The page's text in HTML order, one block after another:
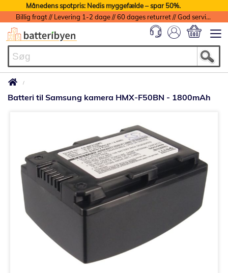
Månedens spotpris: Nedis myggefælde – spar 50%.
Billig fragt // Levering 1-2 dage // 60 dages returret // God service med garanti
Batteri til Samsung kamera HMX-F50BN - 1800mAh
billedgalleriet